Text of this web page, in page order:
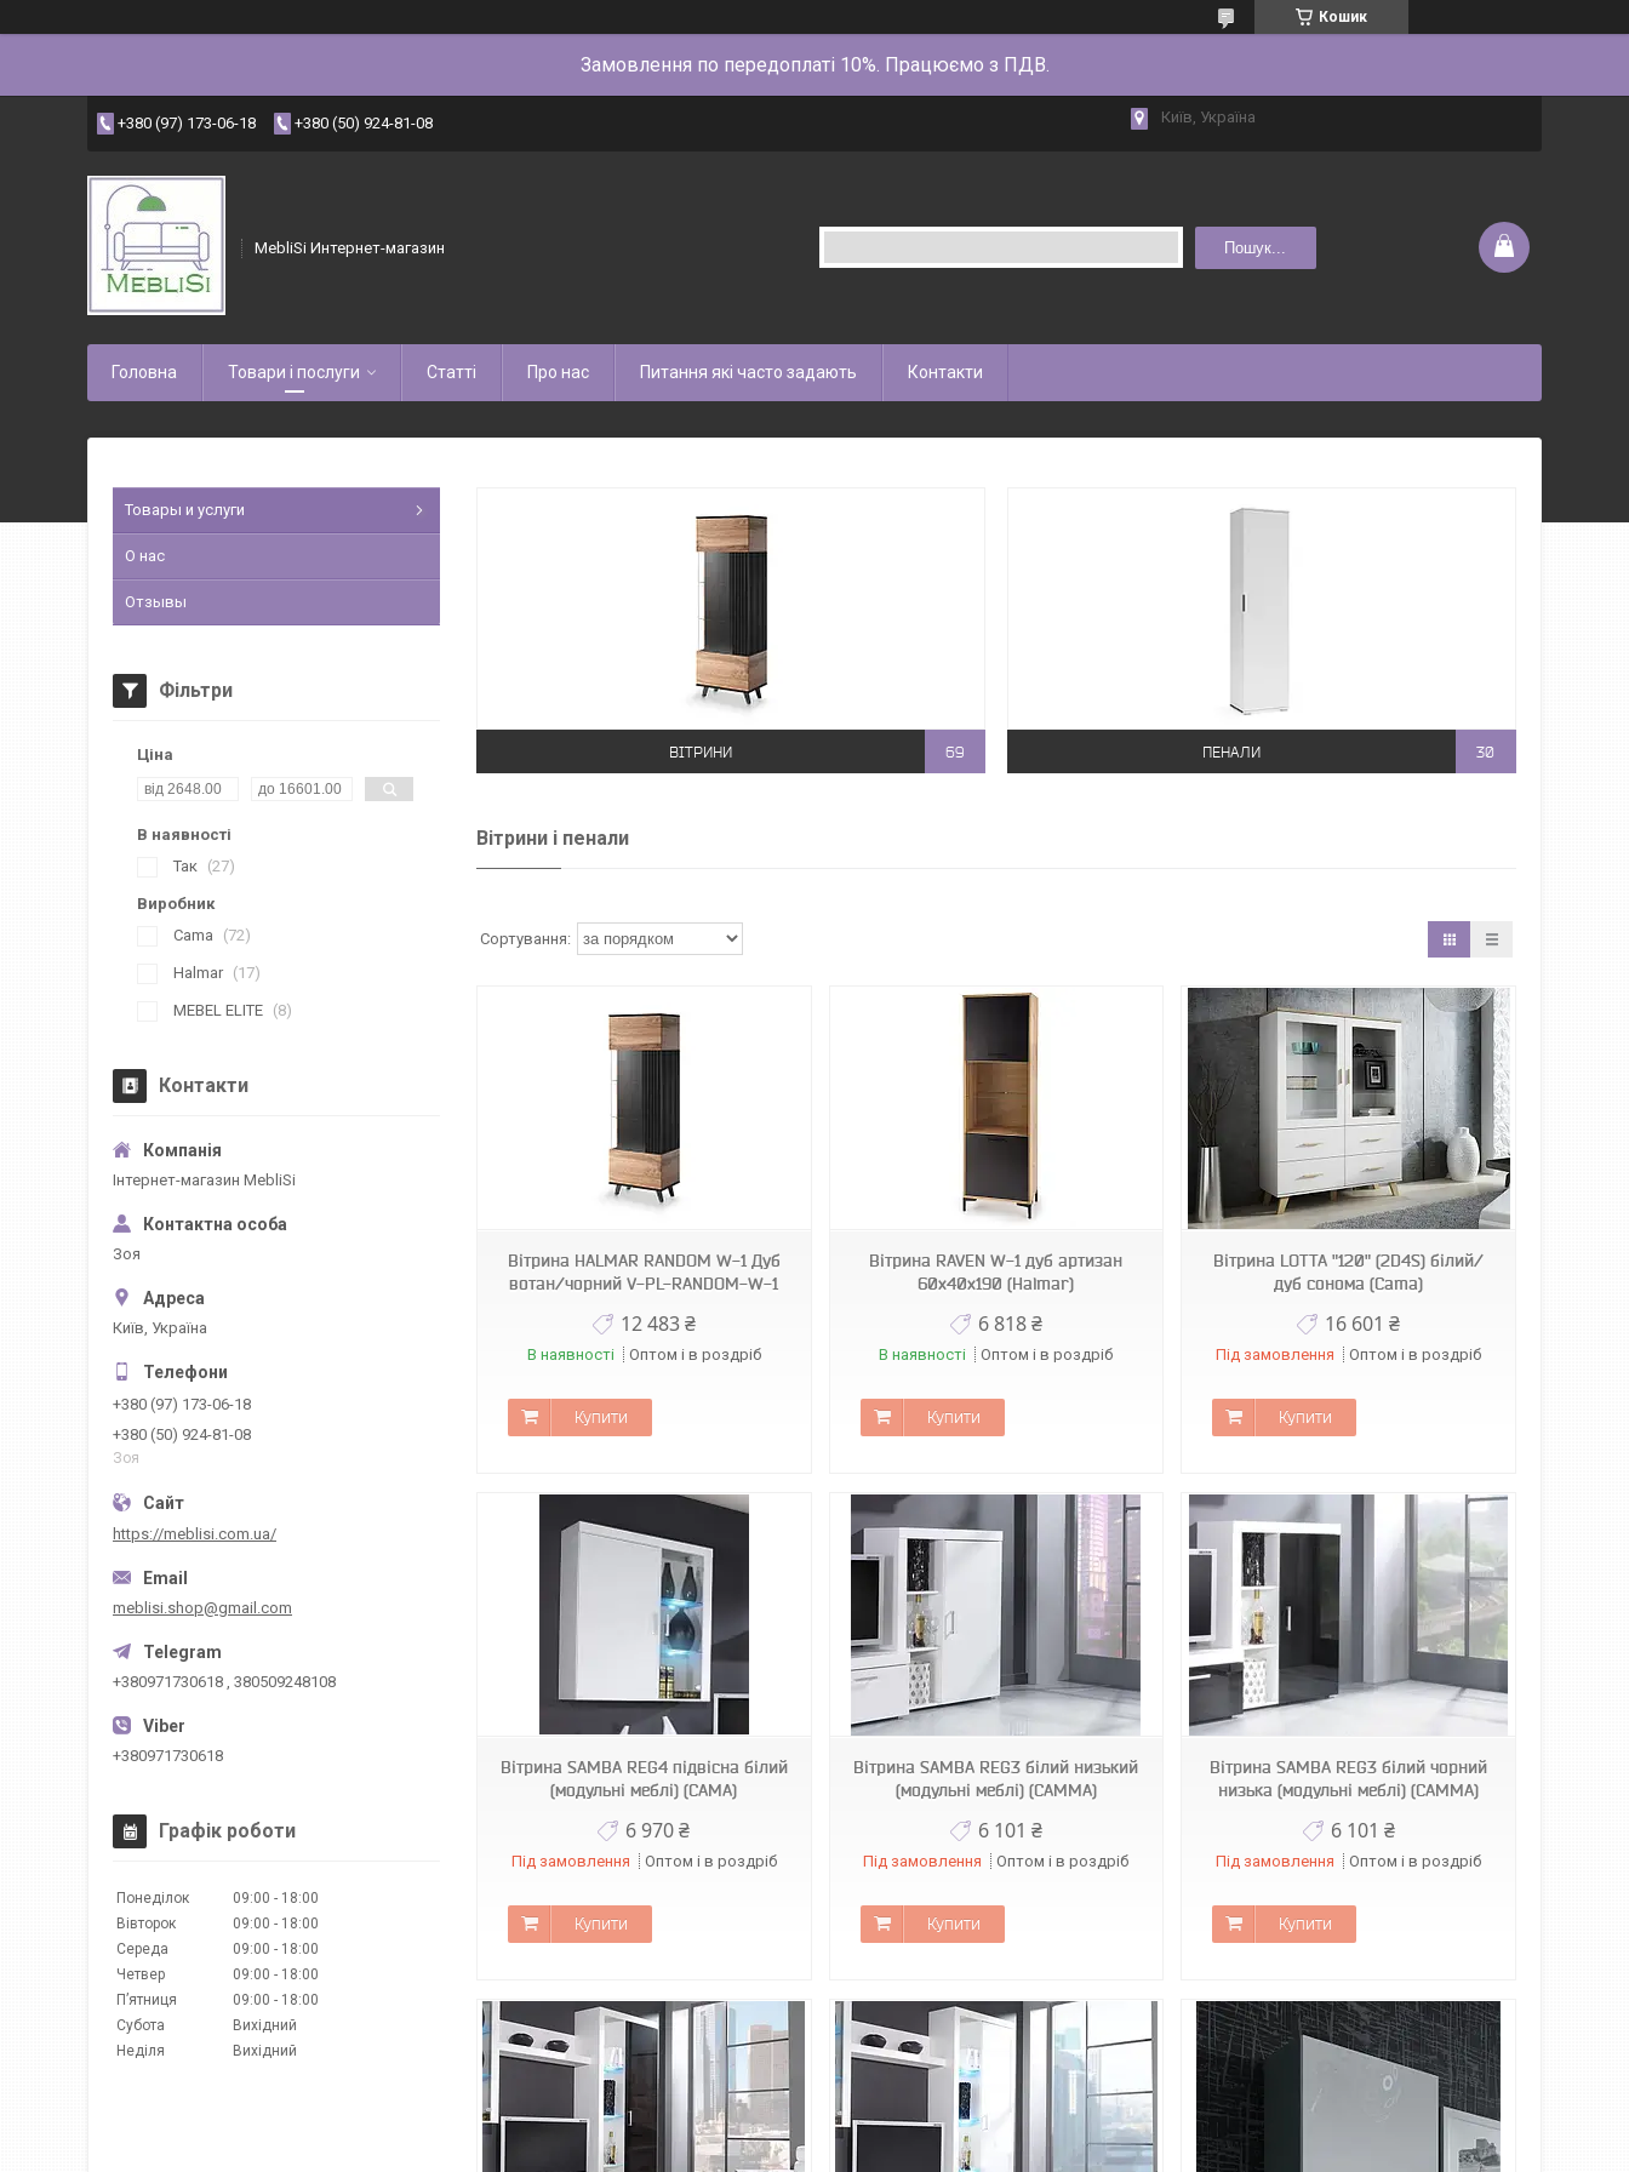
Кошик
Замовлення по передоплаті 10%. Працюємо з ПДВ.
+380 (97) 173-06-18 +380 (50) 924-81-08 Київ, Україна
MebliSi Интернет-магазин Пошук...
Головна Товари і послуги Статті Про нас Питання які часто задають Контакти
ВІТРИНИ 69 ПЕНАЛИ 30
Вітрини і пенали
5565/V-PL-RANDOM-W-1
Вітрина HALMAR RANDOM W-1 Дуб
вотан/чорний V-PL-RANDOM-W-1
12 483 ₴
В наявності Оптом і в роздріб
Купити
Вітрина RAVEN W-1 дуб артизан
60х40х190 (Halmar)
6 818 ₴
В наявності Оптом і в роздріб
Купити
Вітрина LOTTA "120" (2D4S) білий/
дуб сонома (Cama)
16 601 ₴
Під замовлення Оптом і в роздріб
Купити
3661
Вітрина SAMBA REG4 підвісна білий
(модульні меблі) (CAMA)
6 970 ₴
Під замовлення Оптом і в роздріб
Купити
Вітрина SAMBA REG3 білий низький
(модульні меблі) (CAMMA)
6 101 ₴
Під замовлення Оптом і в роздріб
Купити
3660
Вітрина SAMBA REG3 білий чорний
низька (модульні меблі) (CAMMA)
6 101 ₴
Під замовлення Оптом і в роздріб
Купити
Товары и услуги
О нас
Отзывы
Фільтри
Ціна
В наявності
Так
27
Виробник
Cama
72
Halmar 17
MEBEL ELITE 8
Контакти
Інтернет-магазин MebliSi
Зоя
Київ, Україна
+380 (97) 173-06-18
+380 (50) 924-81-08
Зоя
https://meblisi.com.ua/
meblisi.shop@gmail.com
+380971730618 , 380509248108
+380971730618
Графік роботи
Понеділок 09:00
18:00
Вівторок
09:00
18:00
Середа
09:00
18:00
Четвер
09:00
18:00
Пʼятниця
09:00
18:00
Субота
Вихідний
Неділя
Вихідний